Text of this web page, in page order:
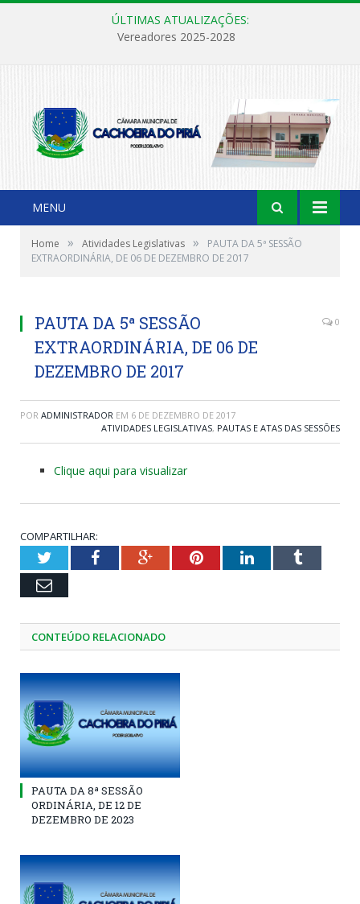
ÚLTIMAS ATUALIZAÇÕES:
Vereadores 2025-2028
MENU
Home » Atividades Legislativas »
PAUTA DA 5ª SESSÃO
EXTRAORDINÁRIA, DE 06 DE DEZEMBRO DE 2017
PAUTA DA 5ª SESSÃO
EXTRAORDINÁRIA, DE 06 DE
DEZEMBRO DE 2017
0
POR ADMINISTRADOR EM 6 DE DEZEMBRO DE 2017
ATIVIDADES LEGISLATIVAS, PAUTAS E ATAS DAS SESSÕES
Clique aqui para visualizar
COMPARTILHAR:
TwitterFacebookGoogle+PinterestLinkedInTumblr
Email
CONTEÚDO RELACIONADO
PAUTA DA 8ª SESSÃO
ORDINÁRIA, DE 12 DE
DEZEMBRO DE 2023